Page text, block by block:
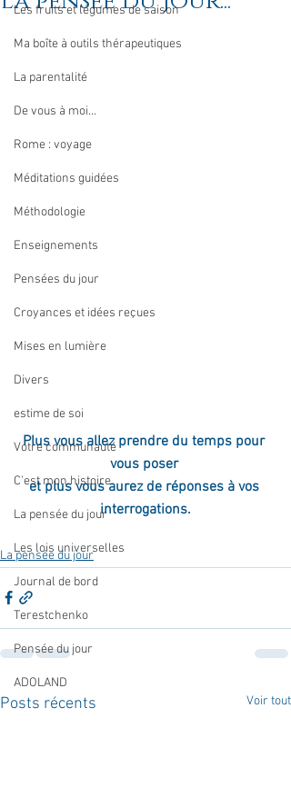
Les fruits et légumes de saison
Ma boîte à outils thérapeutiques
La parentalité
De vous à moi...
Rome : voyage
Méditations guidées
Méthodologie
Enseignements
Pensées du jour
Croyances et idées reçues
Mises en lumière
Divers
estime de soi
Votre communauté
C'est mon histoire
La pensée du jour
Les lois universelles
Journal de bord
Terestchenko
Pensée du jour
ADOLAND
Plus vous allez prendre du temps pour
vous poser
et plus vous aurez de réponses à vos
interrogations.
La pensée du jour
Posts récents Voir tout